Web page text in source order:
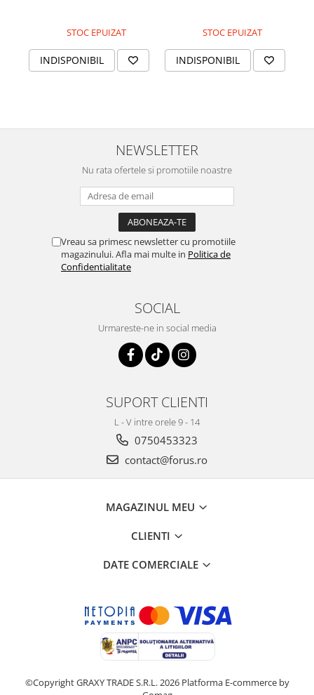
STOC EPUIZAT
INDISPONIBIL
STOC EPUIZAT
INDISPONIBIL
NEWSLETTER
Nu rata ofertele si promotiile noastre
Vreau sa primesc newsletter cu promotiile
magazinului. Afla mai multe in Politica de
Confidentialitate
SOCIAL
Urmareste-ne in social media
SUPORT CLIENTI
L - V intre orele 9 - 14
0750453323
contact@forus.ro
MAGAZINUL MEU
CLIENTI
DATE COMERCIALE
©Copyright GRAXY TRADE S.R.L. 2026 Platforma E-commerce by